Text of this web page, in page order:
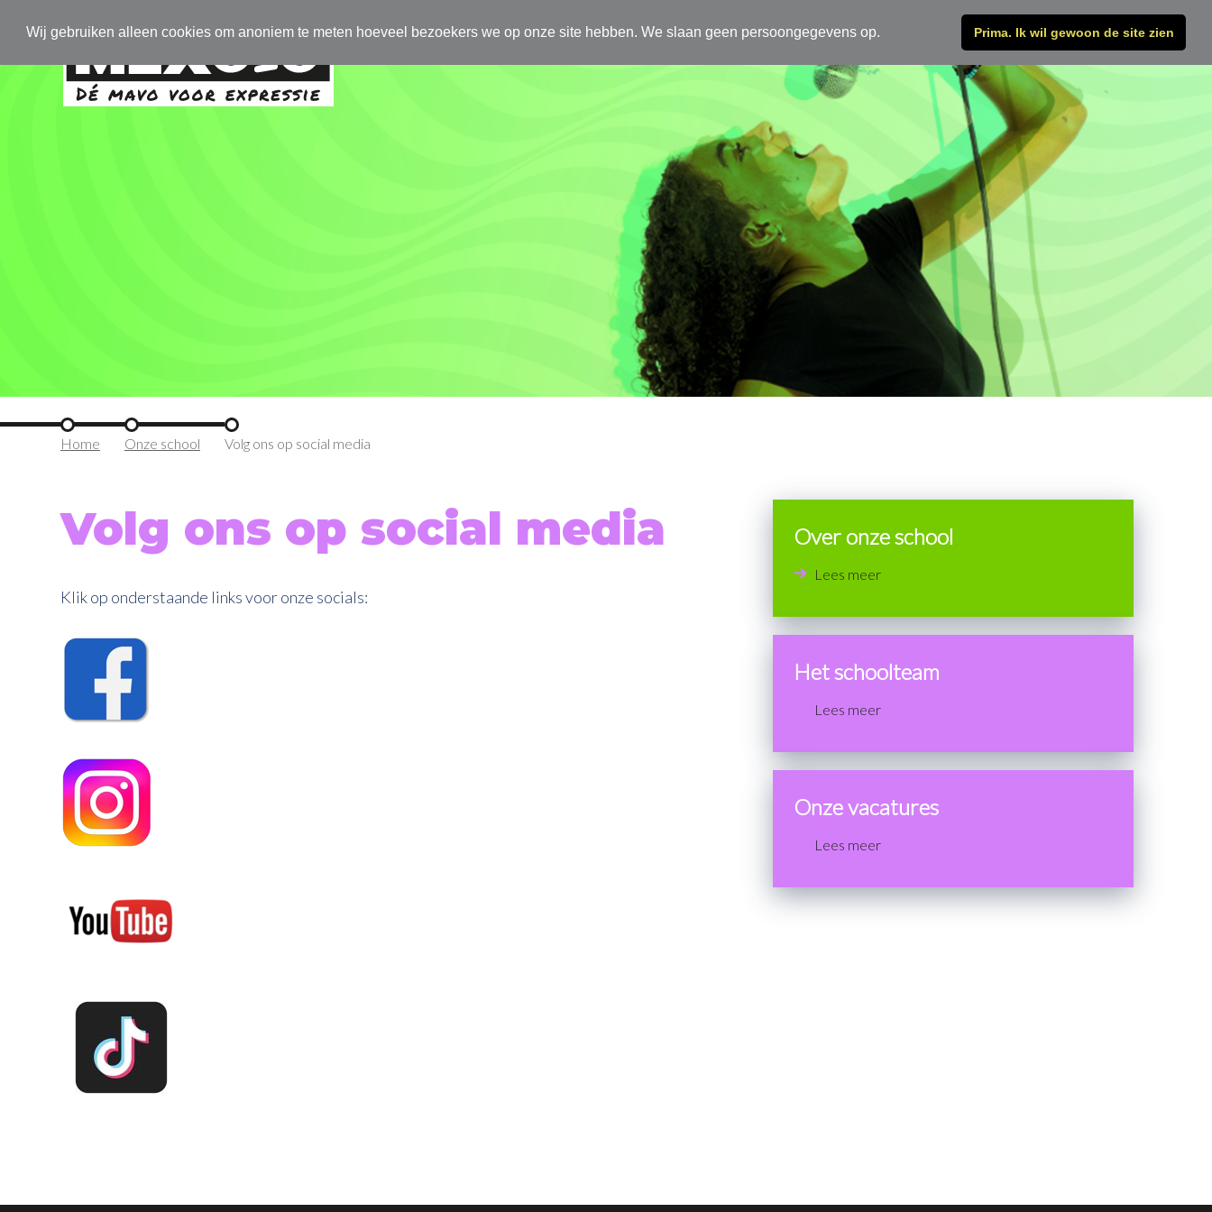
Wij gebruiken alleen cookies om anoniem te meten hoeveel bezoekers we op onze site hebben. We slaan geen persoongegevens op. Prima. Ik wil gewoon de site zien
Home Onze school Volg ons op social media
Volg ons op social media
Klik op onderstaande links voor onze socials:
Over onze school
Lees meer
Het schoolteam
Lees meer
Onze vacatures
Lees meer